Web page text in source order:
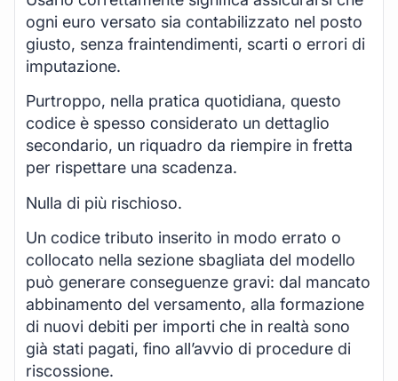
ogni euro versato sia contabilizzato nel posto
giusto, senza fraintendimenti, scarti o errori di
imputazione.
Purtroppo, nella pratica quotidiana, questo
codice è spesso considerato un dettaglio
secondario, un riquadro da riempire in fretta
per rispettare una scadenza.
Nulla di più rischioso.
Un codice tributo inserito in modo errato o
collocato nella sezione sbagliata del modello
può generare conseguenze gravi: dal mancato
abbinamento del versamento, alla formazione
di nuovi debiti per importi che in realtà sono
già stati pagati, fino all’avvio di procedure di
riscossione.